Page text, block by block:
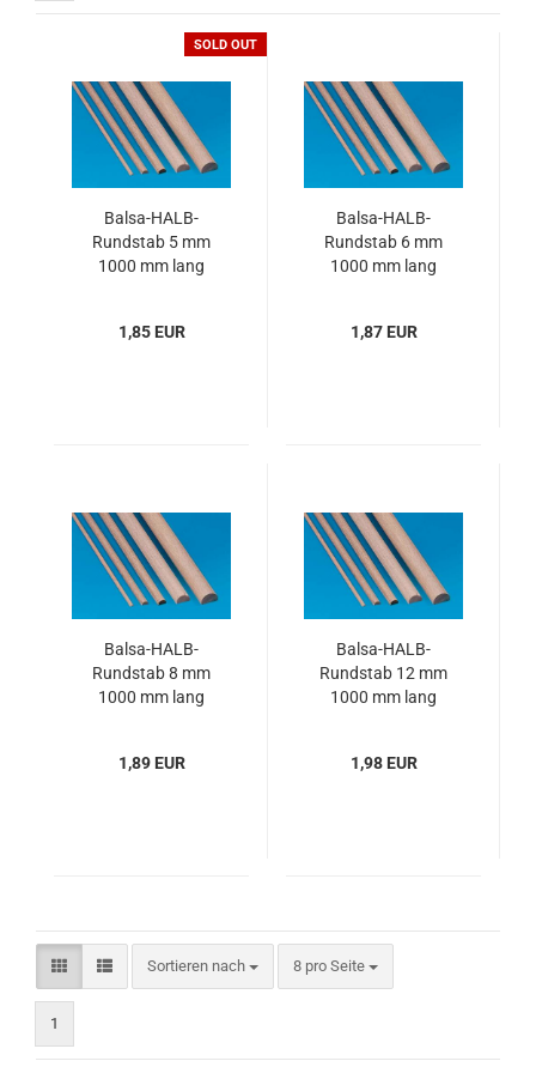
SOLD OUT
Balsa-HALB-
Rundstab 5 mm
1000 mm lang
1,85 EUR
Balsa-HALB-
Rundstab 6 mm
1000 mm lang
1,87 EUR
Balsa-HALB-
Rundstab 8 mm
1000 mm lang
1,89 EUR
Balsa-HALB-
Rundstab 12 mm
1000 mm lang
1,98 EUR
Sortieren nach
Sortieren nach 8 pro Seite
pro Seite
1